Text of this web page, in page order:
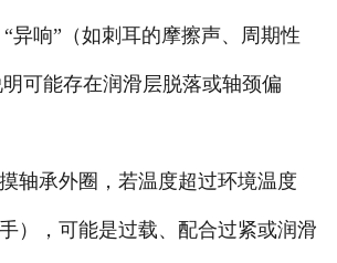
响”（如刺耳的摩擦声、周期性
可能存在润滑层脱落或轴颈偏
承外圈，若温度超过环境温度
），可能是过载、配合过紧或润滑